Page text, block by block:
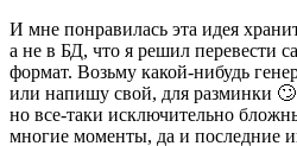
И мне понравилась эта идея
а не в БД, что я решил перевести
формат. Возьму какой-нибудь
или напишу свой, для разминки
но все-таки исключительно
многие моменты, да и последние